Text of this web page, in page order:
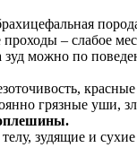
– слабое
можно по
красные
грязные уши,
зудящие и